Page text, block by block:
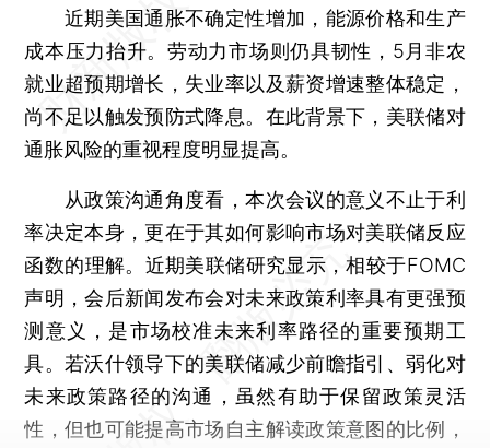
近期美国通胀不确定性增加，能源价格和生产
成本压力抬升。劳动力市场则仍具韧性，5月非农
就业超预期增长，失业率以及薪资增速整体稳定，
尚不足以触发预防式降息。在此背景下，美联储对
通胀风险的重视程度明显提高。
从政策沟通角度看，本次会议的意义不止于利
率决定本身，更在于其如何影响市场对美联储反应
函数的理解。近期美联储研究显示，相较于FOMC
声明，会后新闻发布会对未来政策利率具有更强预
测意义，是市场校准未来利率路径的重要预期工
具。若沃什领导下的美联储减少前瞻指引、弱化对
未来政策路径的沟通，虽然有助于保留政策灵活
性，但也可能提高市场自主解读政策意图的比例，